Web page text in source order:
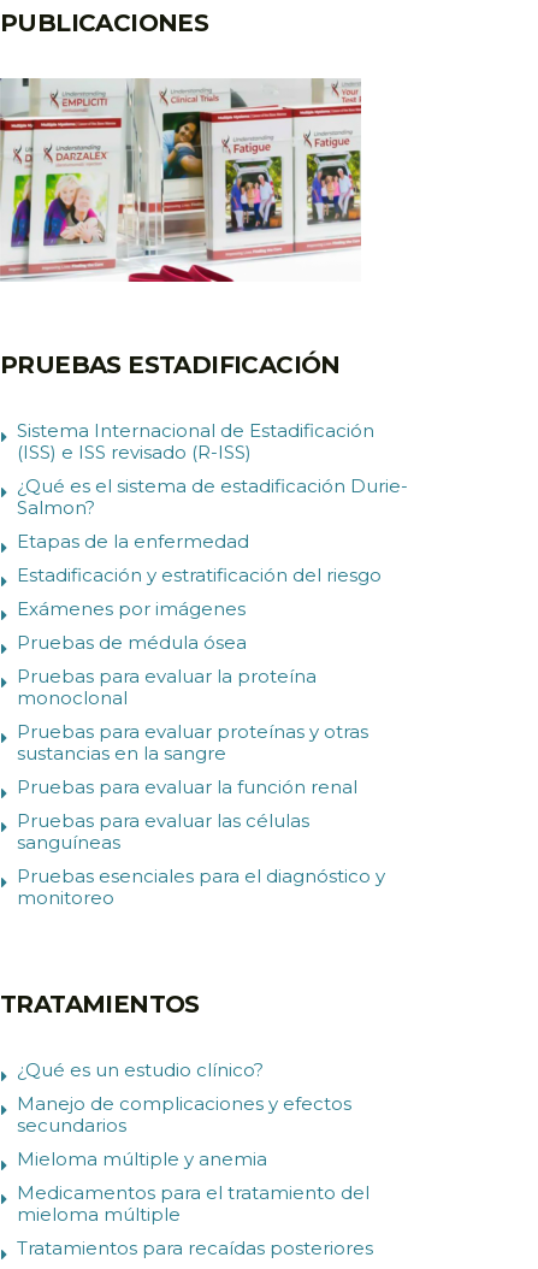
PUBLICACIONES
PRUEBAS ESTADIFICACIÓN
Sistema Internacional de Estadificación
(ISS) e ISS revisado (R-ISS)
¿Qué es el sistema de estadificación Durie-
Salmon?
Etapas de la enfermedad
Estadificación y estratificación del riesgo
Exámenes por imágenes
Pruebas de médula ósea
Pruebas para evaluar la proteína
monoclonal
Pruebas para evaluar proteínas y otras
sustancias en la sangre
Pruebas para evaluar la función renal
Pruebas para evaluar las células
sanguíneas
Pruebas esenciales para el diagnóstico y
monitoreo
TRATAMIENTOS
¿Qué es un estudio clínico?
Manejo de complicaciones y efectos
secundarios
Mieloma múltiple y anemia
Medicamentos para el tratamiento del
mieloma múltiple
Tratamientos para recaídas posteriores